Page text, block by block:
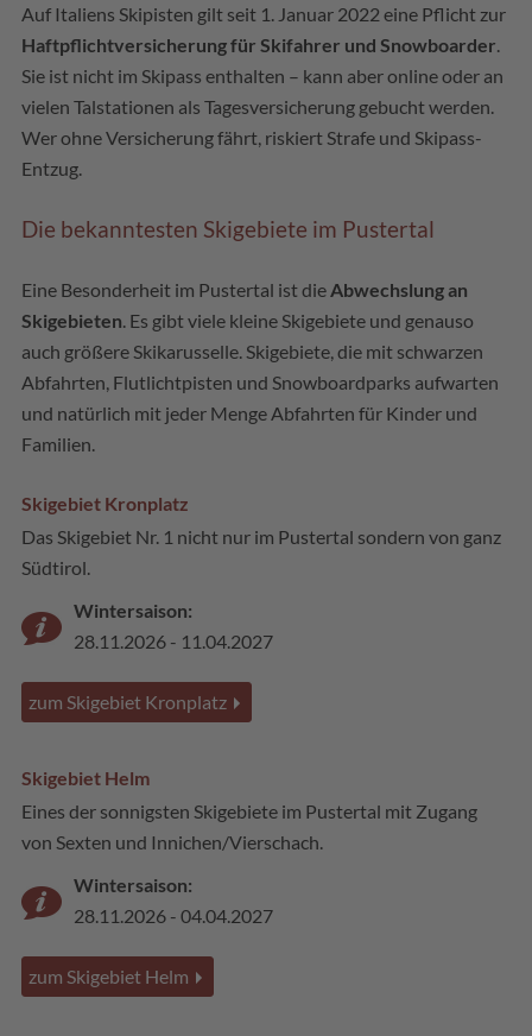
Auf Italiens Skipisten gilt seit 1. Januar 2022 eine Pflicht zur
Haftpflichtversicherung für Skifahrer und Snowboarder
Sie ist nicht im Skipass enthalten – kann aber online oder an
vielen Talstationen als Tagesversicherung gebucht werden.
Wer ohne Versicherung fährt, riskiert Strafe und Skipass-
Entzug.
Die bekanntesten Skigebiete im Pustertal
Eine Besonderheit im Pustertal ist die Abwechslung an
Skigebieten . Es gibt viele kleine Skigebiete und genauso
auch größere Skikarusselle. Skigebiete, die mit schwarzen
Abfahrten, Flutlichtpisten und Snowboardparks aufwarten
und natürlich mit jeder Menge Abfahrten für Kinder und
Familien.
Skigebiet Kronplatz
Das Skigebiet Nr. 1 nicht nur im Pustertal sondern von ganz
Südtirol.
Wintersaison:
28.11.2026 - 11.04.2027
zum Skigebiet Kronplatz
Skigebiet Helm
Eines der sonnigsten Skigebiete im Pustertal mit Zugang
von Sexten und Innichen/Vierschach.
Wintersaison:
28.11.2026 - 04.04.2027
zum Skigebiet Helm